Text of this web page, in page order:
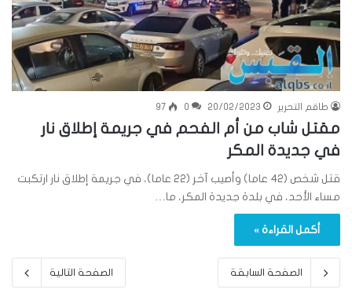
طاقم التحرير 20/02/2023
0
97
مقتل شاب من أم الفحم في جريمة إطلاق نار
في جديدة المكر
قتل شخص (42 عاما) وأصيب آخر (22 عاما)، في جريمة إطلاق نار ارتكبت
مساء الأحد، في بلدة جديدة المكر، ما…
أكمل القراءة »
الصفحة السابقة الصفحة التالية